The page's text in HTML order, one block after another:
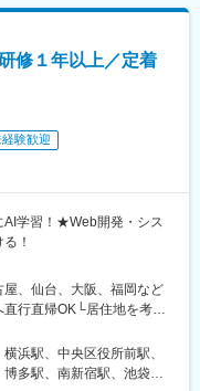
本町駅、江坂駅、弁天町
、豊橋駅、刈谷駅、星ケ丘
百舌鳥駅、大曽根駅、赤池
駅、大阪阿部野橋駅、近鉄
駅、小倉駅(福岡県)、福岡
駅、大橋駅(福岡県)、中洲
松町駅、西日暮里駅(舎人
地駅、阿倍野駅(地下
、玉造駅、宮之阪駅、新豊
森下駅(愛知県)、祇園駅(福
丁目駅、天王寺駅前駅、動
(福岡県)、香椎宮前駅
木町駅、二俣新町駅、松
駅、みつわ台駅、蘇我
日大前駅、柏駅、柏の葉
浦和駅、浦和駅、和光市
朝霞駅、東宮原駅、新越
タウン東駅、トレードセン
駅、北浜駅(大阪府)、なん
、松屋町駅、堺筋本町駅、
部市場前駅、今川駅(大阪
なにわ橋駅、天満駅、中
)、西梅田駅、大阪梅田駅
なか駅、瑞穂区役所駅、日
笠寺駅、左京山駅、上社
修１年以上／定着
験歓迎
学習！★Web開発・シス
！
屋、仙台、大阪、福岡など
行直帰OK└居住地を考慮
スキルに伴い在宅、リモ
渋谷区渋谷2-21-1 渋谷ヒ
多摩市鶴牧1丁目4-17 い
浜駅、中央区役所前駅、
多駅、南新宿駅、池袋